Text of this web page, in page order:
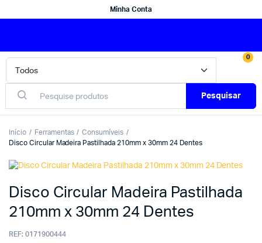
Minha Conta
0
Pesquisar
Início Ferramentas
Consumíveis
Disco Circular Madeira Pastilhada 210mm x 30mm 24 Dentes
Disco Circular Madeira Pastilhada
210mm x 30mm 24 Dentes
REF: 0171900444